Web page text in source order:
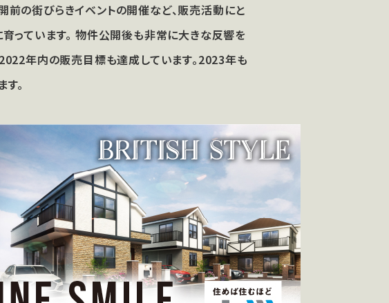
前の街びらきイベントの開催など、販売活動にと
っています。 物件公開後も非常に大きな反響を
年内の販売目標も達成しています。2023年も
。